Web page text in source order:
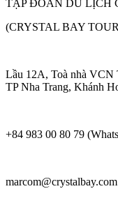
TẬP ĐOÀN DU LỊCH
(CRYSTAL BAY
Lầu 12A, Toà nhà VCN
TP Nha Trang, Khánh
+84 983 00 80 79
marcom@crystalbay.com